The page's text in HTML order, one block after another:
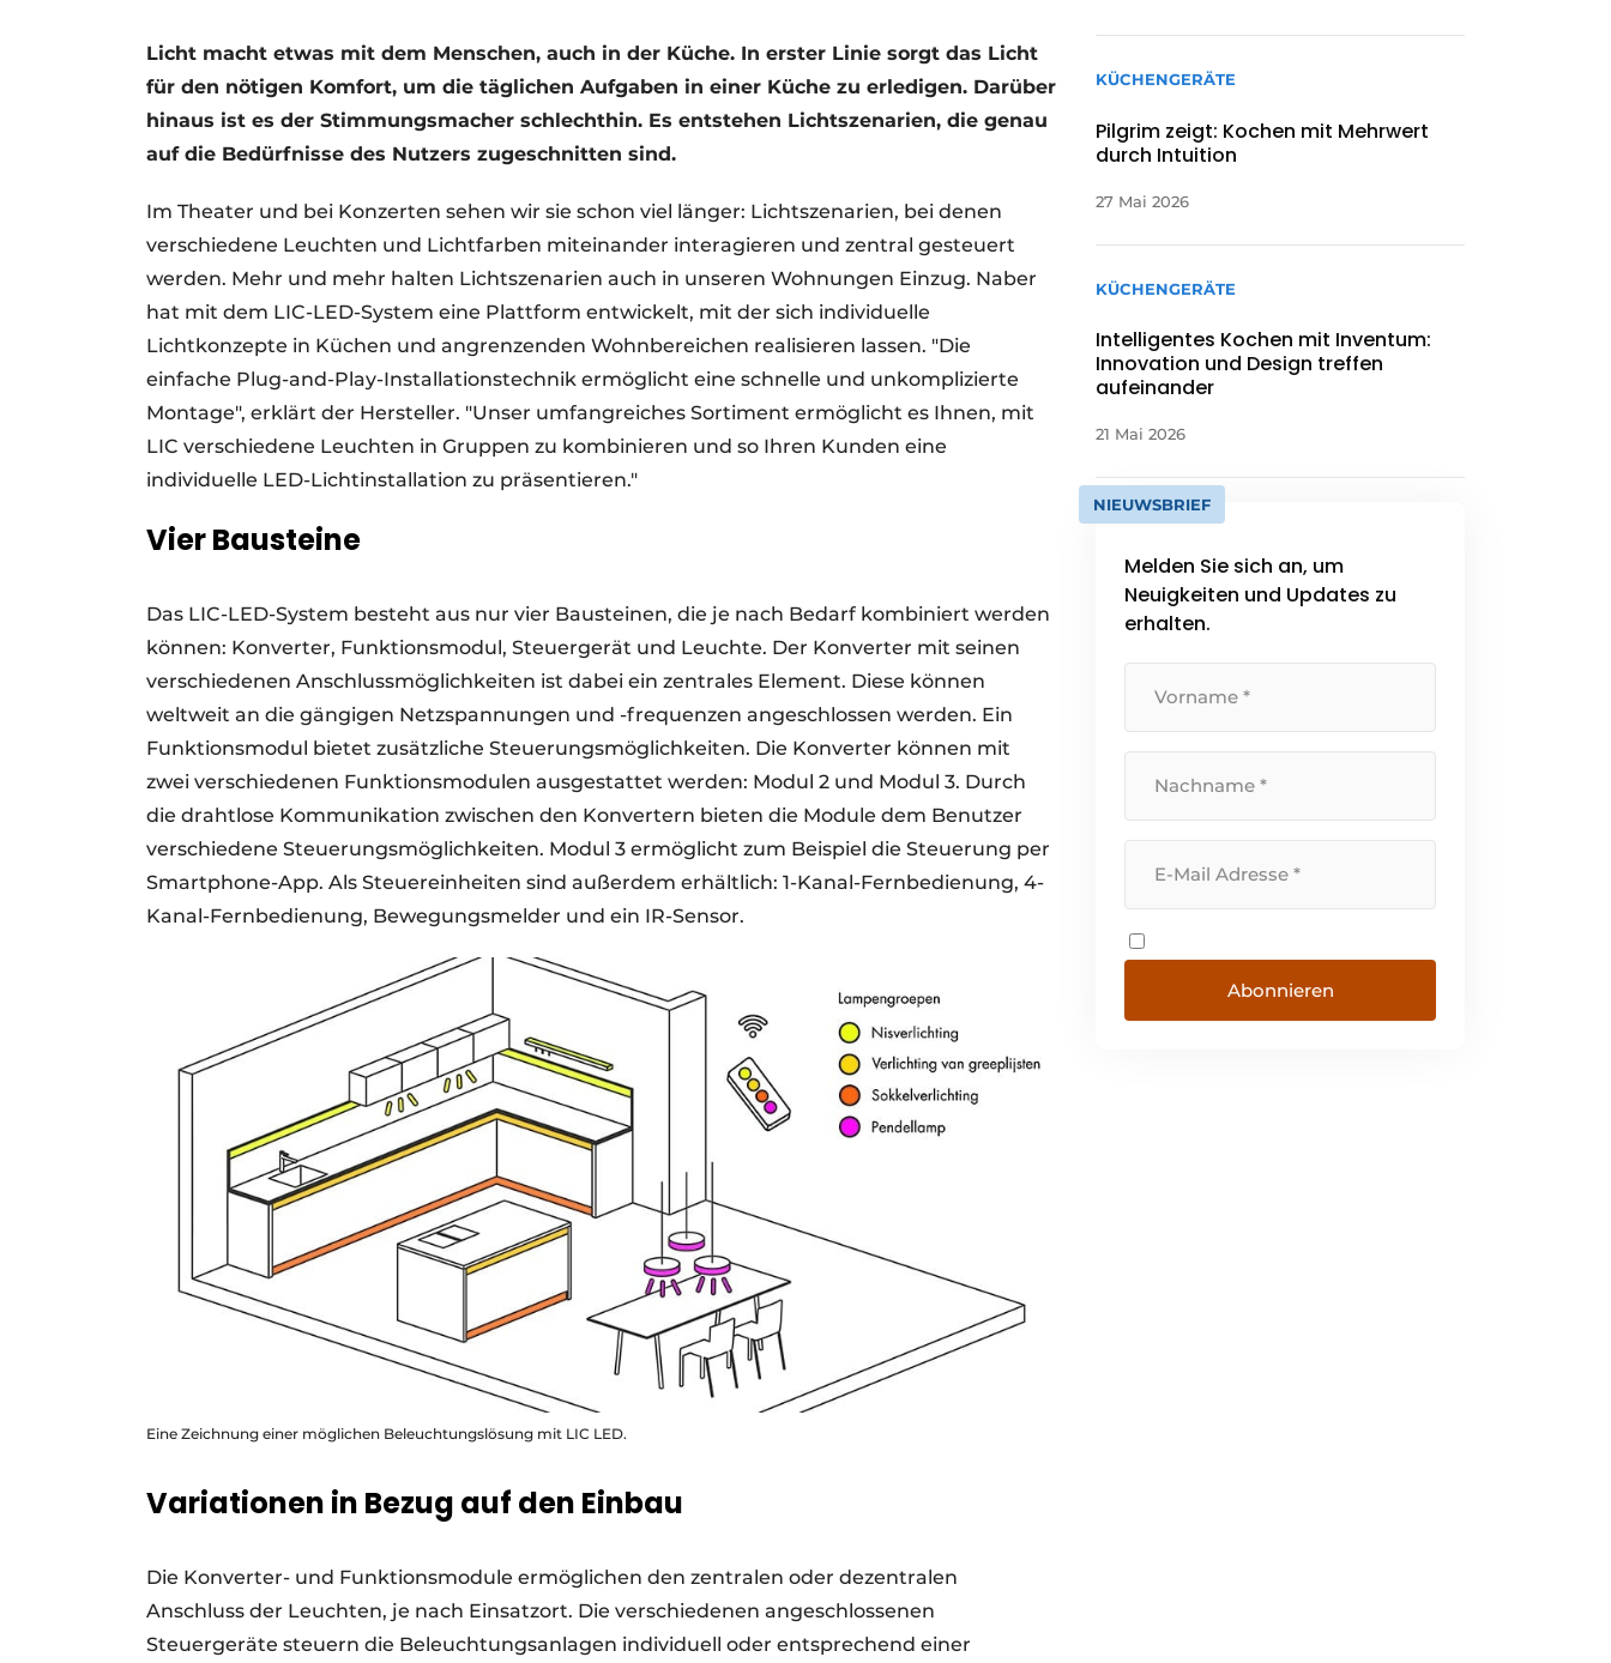
Offene Stellen
Videos
Licht macht etwas mit dem Menschen, auch in der Küche. In erster Linie sorgt das Licht
für den nötigen Komfort, um die täglichen Aufgaben in einer Küche zu erledigen. Darüber
hinaus ist es der Stimmungsmacher schlechthin. Es entstehen Lichtszenarien, die genau
auf die Bedürfnisse des Nutzers zugeschnitten sind.
Im Theater und bei Konzerten sehen wir sie schon viel länger: Lichtszenarien, bei denen
verschiedene Leuchten und Lichtfarben miteinander interagieren und zentral gesteuert
werden. Mehr und mehr halten Lichtszenarien auch in unseren Wohnungen Einzug. Naber
hat mit dem LIC-LED-System eine Plattform entwickelt, mit der sich individuelle
Lichtkonzepte in Küchen und angrenzenden Wohnbereichen realisieren lassen. "Die
einfache Plug-and-Play-Installationstechnik ermöglicht eine schnelle und unkomplizierte
Montage", erklärt der Hersteller. "Unser umfangreiches Sortiment ermöglicht es Ihnen, mit
LIC verschiedene Leuchten in Gruppen zu kombinieren und so Ihren Kunden eine
individuelle LED-Lichtinstallation zu präsentieren."
Vier Bausteine
Das LIC-LED-System besteht aus nur vier Bausteinen, die je nach Bedarf kombiniert werden
können: Konverter, Funktionsmodul, Steuergerät und Leuchte. Der Konverter mit seinen
verschiedenen Anschlussmöglichkeiten ist dabei ein zentrales Element. Diese können
weltweit an die gängigen Netzspannungen und -frequenzen angeschlossen werden. Ein
Funktionsmodul bietet zusätzliche Steuerungsmöglichkeiten. Die Konverter können mit
zwei verschiedenen Funktionsmodulen ausgestattet werden: Modul 2 und Modul 3. Durch
die drahtlose Kommunikation zwischen den Konvertern bieten die Module dem Benutzer
verschiedene Steuerungsmöglichkeiten. Modul 3 ermöglicht zum Beispiel die Steuerung per
Smartphone-App. Als Steuereinheiten sind außerdem erhältlich: 1-Kanal-Fernbedienung, 4-
Kanal-Fernbedienung, Bewegungsmelder und ein IR-Sensor.
Eine Zeichnung einer möglichen Beleuchtungslösung mit LIC LED.
Variationen in Bezug auf den Einbau
Die Konverter- und Funktionsmodule ermöglichen den zentralen oder dezentralen
Anschluss der Leuchten, je nach Einsatzort. Die verschiedenen angeschlossenen
Steuergeräte steuern die Beleuchtungsanlagen individuell oder entsprechend einer
KÜCHENGERÄTE
Pilgrim zeigt: Kochen mit Mehrwert
durch Intuition
27 Mai 2026
KÜCHENGERÄTE
Intelligentes Kochen mit Inventum:
Innovation und Design treffen
aufeinander
21 Mai 2026
NIEUWSBRIEF
Melden Sie sich an, um
Neuigkeiten und Updates zu
erhalten.
Abonnieren